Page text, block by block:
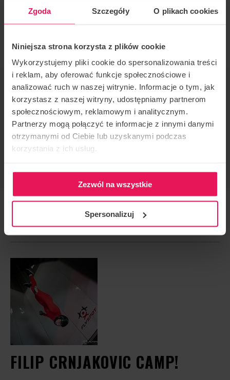
Zgoda Szczegóły O plikach cookies
Niniejsza strona korzysta z plików cookie
Wykorzystujemy pliki cookie do spersonalizowania treści
i reklam, aby oferować funkcje społecznościowe i
analizować ruch w naszej witrynie. Informacje o tym, jak
korzystasz z naszej witryny, udostępniamy partnerom
społecznościowym, reklamowym i analitycznym.
Partnerzy mogą połączyć te informacje z innymi danymi
otrzymanymi od Ciebie lub uzyskanymi podczas
korzystania z ich usług.
Zezwól na wszystkie
Spersonalizuj
All levels of flyers are welcome to join. If you would
EVENT ORGANIZER
Flyspot
CONTACT REGARDING THE EVENT
camps@flyspot.com
RECOMMEND THIS EVENT
NEXT EVENT
FILIP CRNJAKOVIC CAMP!